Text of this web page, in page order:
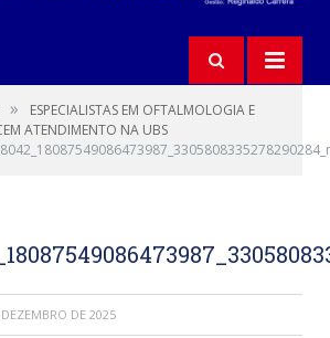
»
ESPECIALISTAS EM OFTALMOLOGIA E
ATENDIMENTO NA UBS
DE 2025